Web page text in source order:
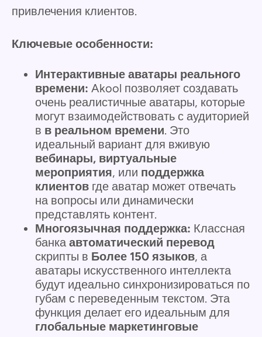
привлечения клиентов.
Ключевые особенности:
Интерактивные аватары реального
времени: Akool позволяет создавать
очень реалистичные аватары, которые
могут взаимодействовать с аудиторией
в в реальном времени. Это
идеальный вариант для вживую
вебинары, виртуальные
мероприятия, или поддержка
клиентов где аватар может отвечать
на вопросы или динамически
представлять контент.
Многоязычная поддержка: Классная
банка автоматический перевод
скрипты в Более 150 языков, а
аватары искусственного интеллекта
будут идеально синхронизироваться по
губам с переведенным текстом. Эта
функция делает его идеальным для
глобальные маркетинговые